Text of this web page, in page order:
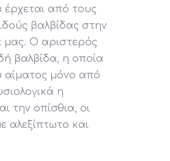
έρχεται από τους
βαλβίδας στην
μας. Ο αριστερός
βαλβίδα, η οποία
αίματος μόνο από
η
την οπίσθια, οι
αλεξίπτωτο και